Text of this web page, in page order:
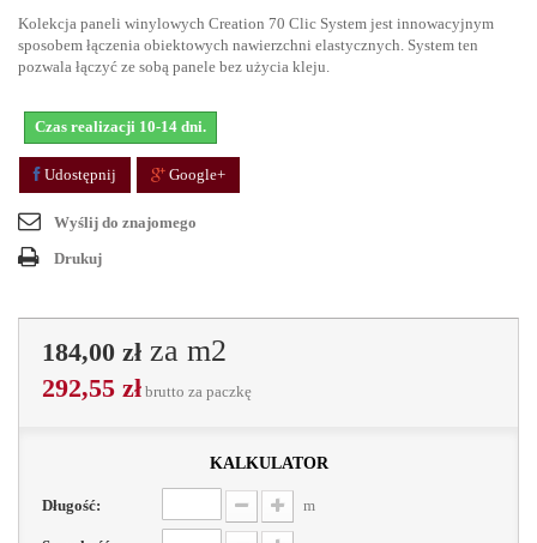
Kolekcja paneli winylowych Creation 70 Clic System jest innowacyjnym
sposobem łączenia obiektowych nawierzchni elastycznych. System ten
pozwala łączyć ze sobą panele bez użycia kleju.
Czas realizacji 10-14 dni.
Udostępnij Google+
Wyślij do znajomego
Drukuj
184,00 zł za m2
292,55 zł brutto za paczkę
kalkulator
Długość: m